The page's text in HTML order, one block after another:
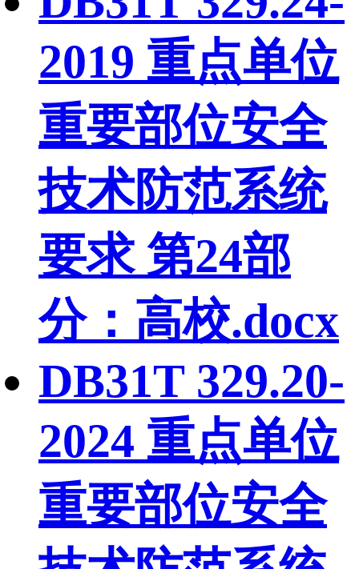
2019 重点单位
重要部位安全
技术防范系统
要求 第24部
分：高校.docx
DB31T 329.20-
2024 重点单位
重要部位安全